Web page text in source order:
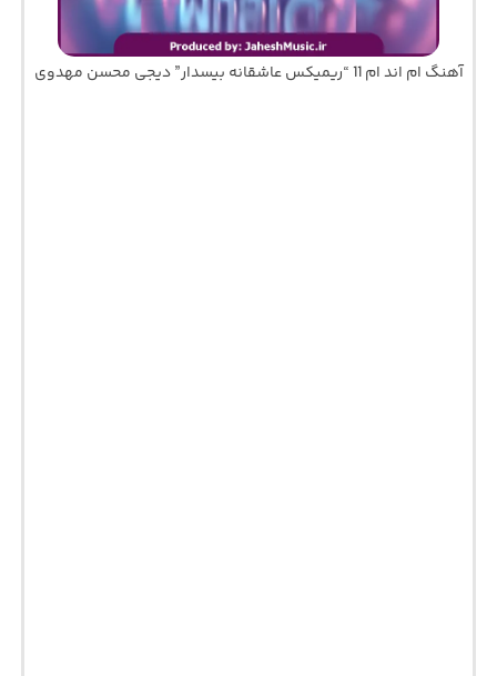
آهنگ ام اند ام 11 “ریمیکس عاشقانه بیسدار” دیجی محسن مهدوی